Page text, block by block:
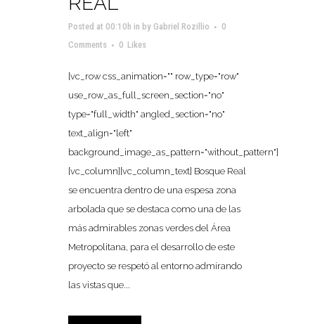
Posted at 00:10h in by Gabriel Rozillio
0
Comments
0 Likes
[vc_row css_animation="" row_type="row"
use_row_as_full_screen_section="no"
type="full_width" angled_section="no"
text_align="left"
background_image_as_pattern="without_pattern"]
[vc_column][vc_column_text] Bosque Real
se encuentra dentro de una espesa zona
arbolada que se destaca como una de las
más admirables zonas verdes del Área
Metropolitana, para el desarrollo de este
proyecto se respetó al entorno admirando
las vistas que...